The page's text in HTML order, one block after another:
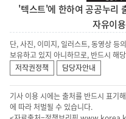
'텍스트'에 한하여 공공누리
자유이
단, 사진, 이미지, 일러스트, 동영상 등
보유하고 있지 아니하므로, 반드시 해
저작권정책
담당자안내
기사 이용 시에는 출처를 반드시 표기
에 따라 처벌될 수 있습니다.